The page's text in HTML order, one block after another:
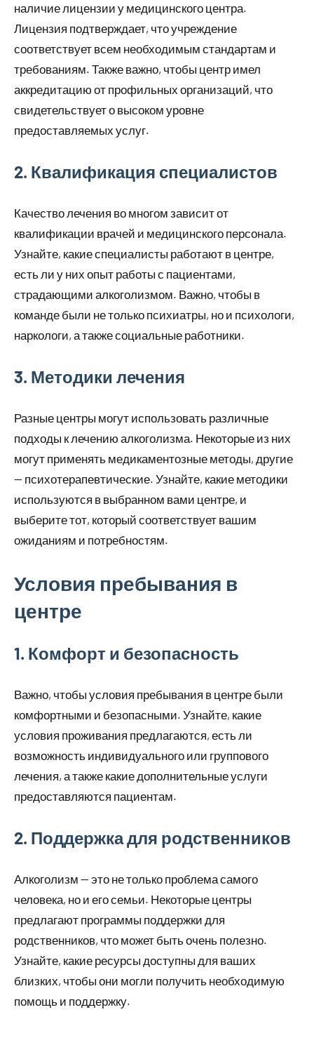
наличие лицензии у медицинского центра.
Лицензия подтверждает, что учреждение
соответствует всем необходимым стандартам и
требованиям. Также важно, чтобы центр имел
аккредитацию от профильных организаций, что
свидетельствует о высоком уровне
предоставляемых услуг.
2. Квалификация специалистов
Качество лечения во многом зависит от
квалификации врачей и медицинского персонала.
Узнайте, какие специалисты работают в центре,
есть ли у них опыт работы с пациентами,
страдающими алкоголизмом. Важно, чтобы в
команде были не только психиатры, но и психологи,
наркологи, а также социальные работники.
3. Методики лечения
Разные центры могут использовать различные
подходы к лечению алкоголизма. Некоторые из них
могут применять медикаментозные методы, другие
— психотерапевтические. Узнайте, какие методики
используются в выбранном вами центре, и
выберите тот, который соответствует вашим
ожиданиям и потребностям.
Условия пребывания в
центре
1. Комфорт и безопасность
Важно, чтобы условия пребывания в центре были
комфортными и безопасными. Узнайте, какие
условия проживания предлагаются, есть ли
возможность индивидуального или группового
лечения, а также какие дополнительные услуги
предоставляются пациентам.
2. Поддержка для родственников
Алкоголизм — это не только проблема самого
человека, но и его семьи. Некоторые центры
предлагают программы поддержки для
родственников, что может быть очень полезно.
Узнайте, какие ресурсы доступны для ваших
близких, чтобы они могли получить необходимую
помощь и поддержку.